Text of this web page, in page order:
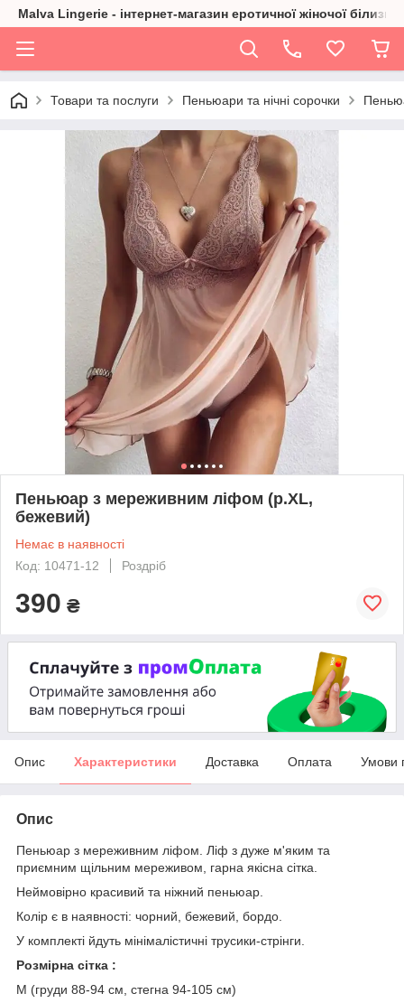
Malva Lingerie - інтернет-магазин еротичної жіночої білизни
Товари та послуги Пеньюари та нічні сорочки
Пеньюар з мереживним ліфом (р.XL,
бежевий)
Немає в наявності
Код: 10471-12
Роздріб
390 ₴
Опис Характеристики Доставка Оплата Умови
Опис
Пеньюар з мереживним ліфом. Ліф з дуже м'яким та
приємним щільним мереживом, гарна якісна сітка.
Неймовірно красивий та ніжний пеньюар.
Колір є в наявності: чорний, бежевий, бордо.
У комплекті йдуть мінімалістичні трусики-стрінги.
Розмірна сітка :
М (груди 88-94 см, стегна 94-105 см)